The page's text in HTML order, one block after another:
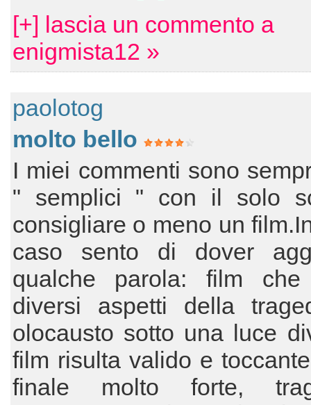
[+] lascia un commento a
enigmista12 »
paolotog
molto bello
I miei commenti sono
" semplici " con il solo
consigliare o meno un
caso sento di dover
qualche parola: film che
diversi aspetti della
olocausto sotto una luce
film risulta valido e
finale molto forte,